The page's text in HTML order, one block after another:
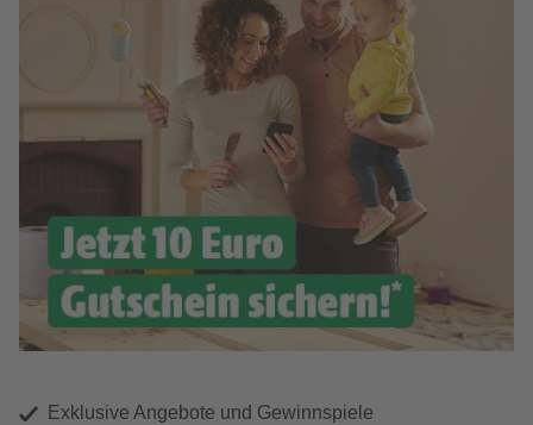
Exklusive Angebote und Gewinnspiele